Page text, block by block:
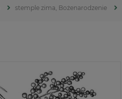
stemple zima, Bożenarodzenie